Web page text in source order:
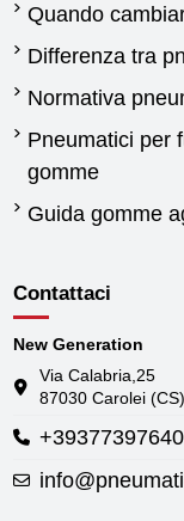
Quando
Differenza tra
Normativa
Pneumatici per
gomme
Guida gomme
Contattaci
New Generation
Via Calabria,25
87030 Carolei (CS)